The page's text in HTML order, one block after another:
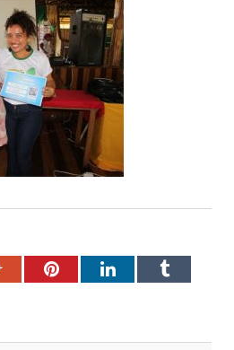
Google+PinterestLinkedInTumblr